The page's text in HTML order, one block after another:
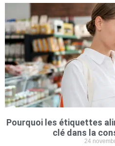
Pourquoi les étiquettes
clé dans la
24